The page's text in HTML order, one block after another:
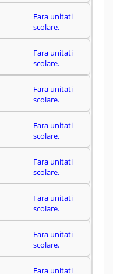
Fara unitati
scolare.
Fara unitati
scolare.
Fara unitati
scolare.
Fara unitati
scolare.
Fara unitati
scolare.
Fara unitati
scolare.
Fara unitati
scolare.
Fara unitati